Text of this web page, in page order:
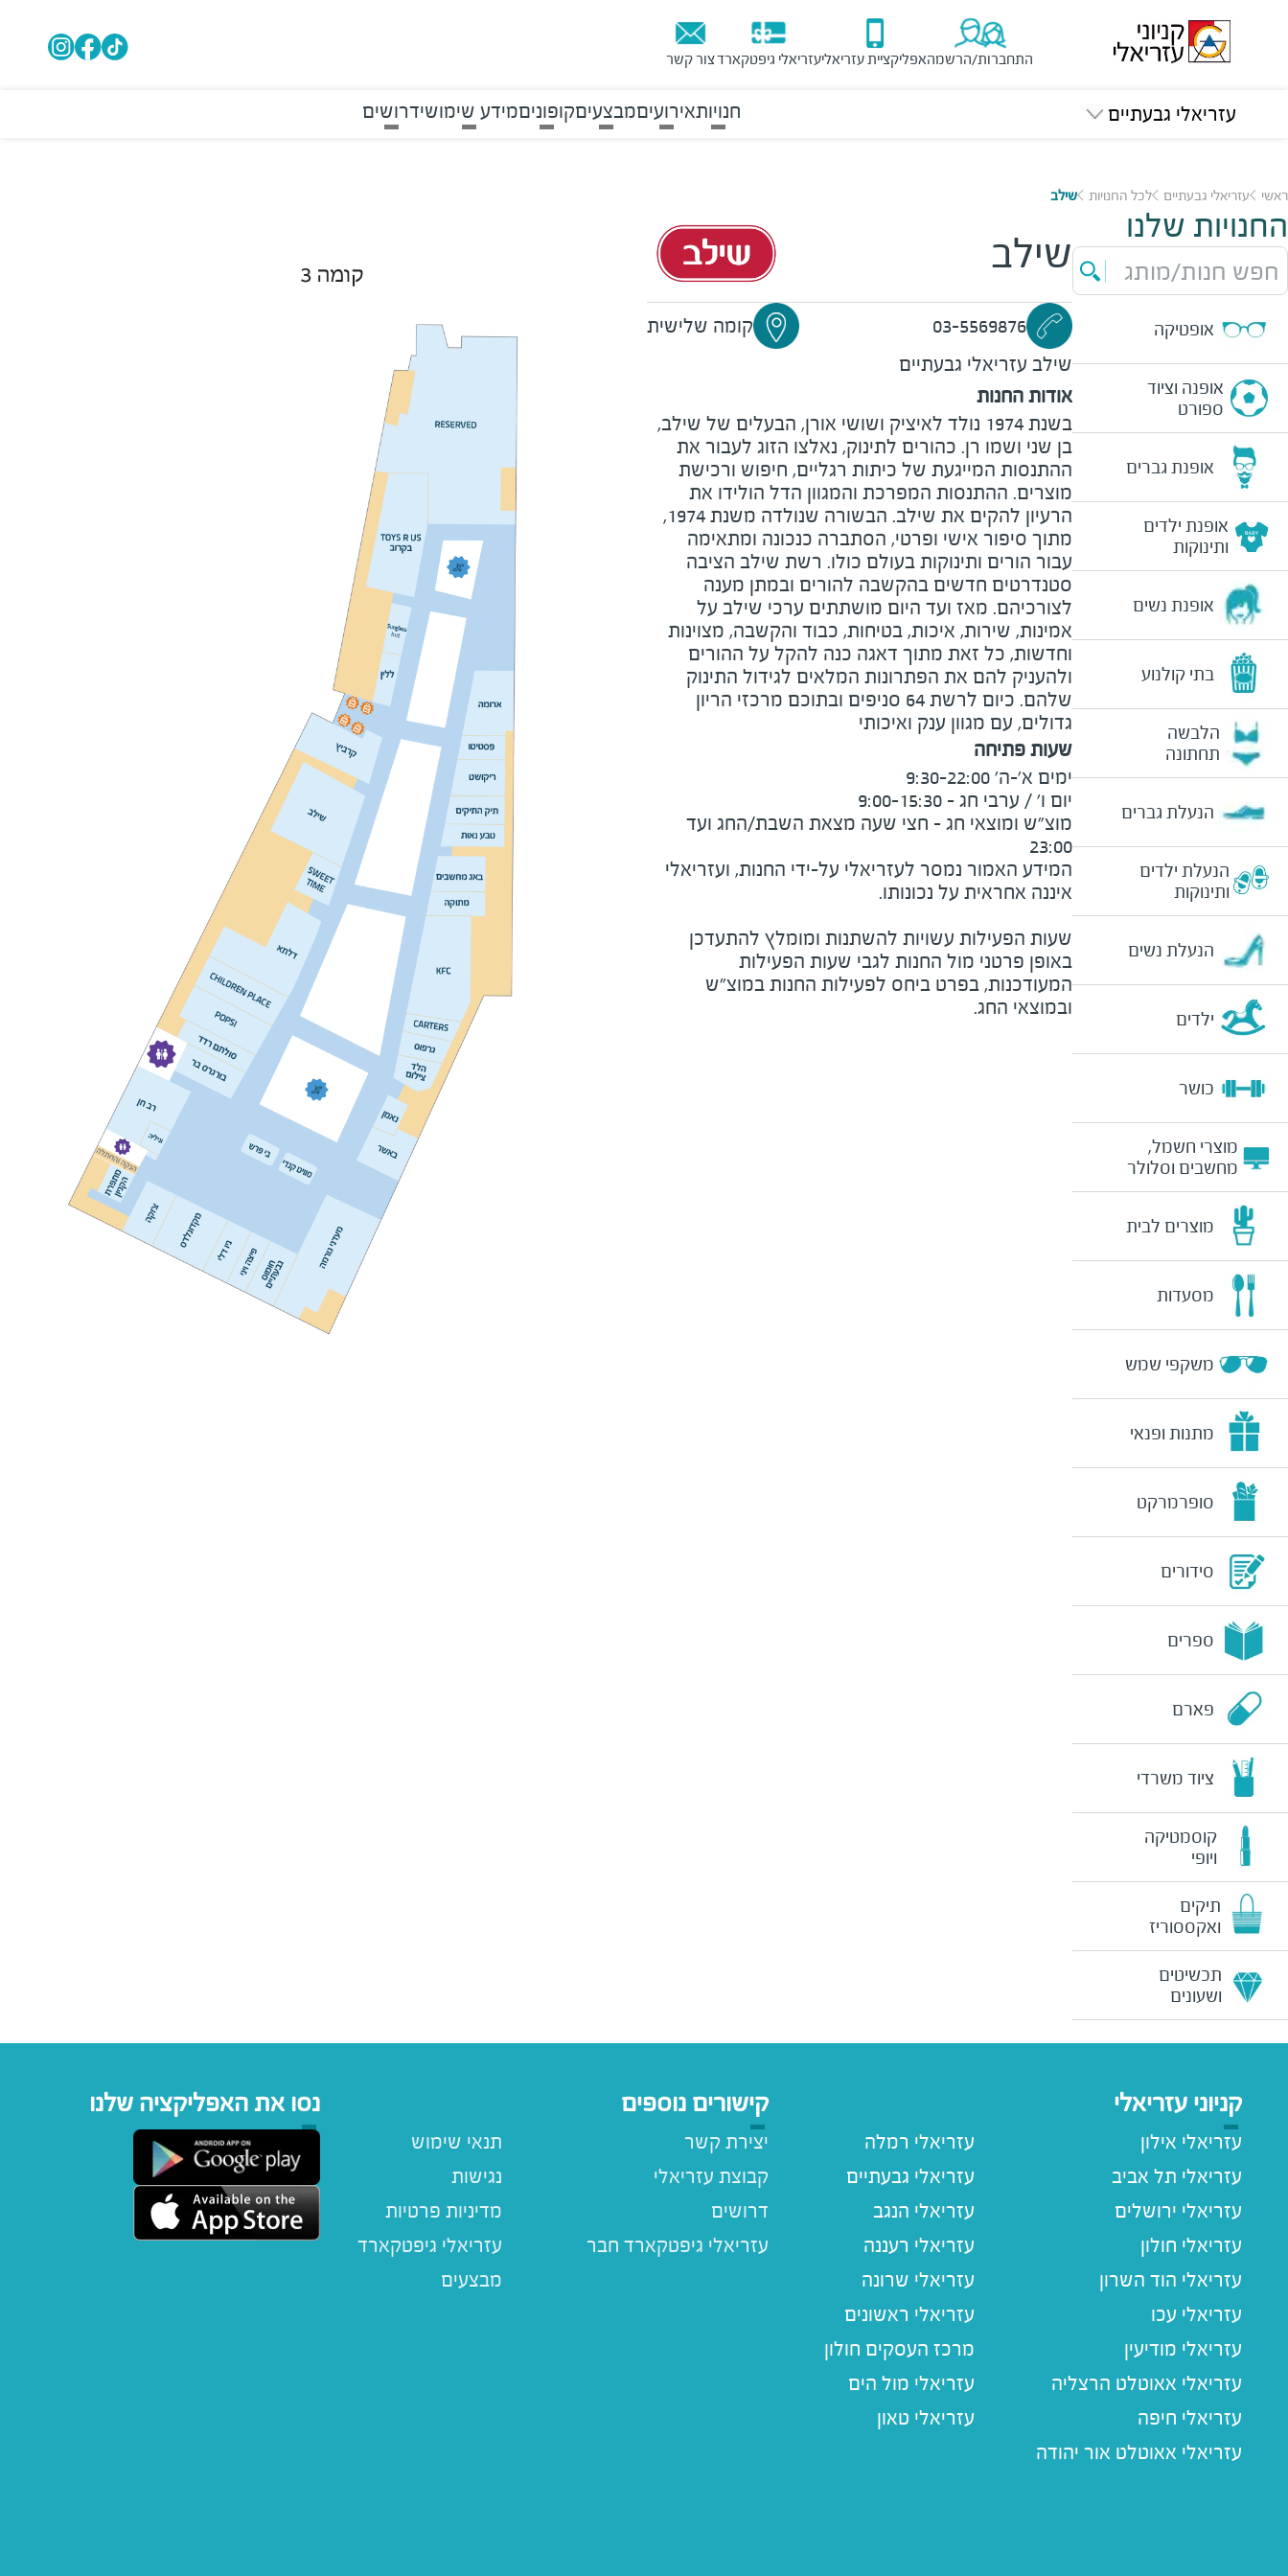
התחברות/הרשמהאפליקציית עזריאליעזריאלי גיפטקארדצור קשר
עזריאלי גבעתיים חנויותאירועיםמבצעיםקופוניםמידע שימושידרושים
ראשי עזריאלי גבעתיים לכל החנויות שילב
החנויות שלנו
חפש חנות/מותג
אופטיקה
אופנה וציוד
ספורט
אופנת גברים
אופנת ילדים
ותינוקות
אופנת נשים
בתי קולנוע
הלבשה
תחתונה
הנעלת גברים
הנעלת ילדים
ותינוקות
הנעלת נשים
ילדים
כושר
מוצרי חשמל,
מחשבים וסלולר
מוצרים לבית
מסעדות
משקפי שמש
מתנות ופנאי
סופרמרקט
סידורים
ספרים
פארם
ציוד משרדי
קוסמטיקה
ויופי
תיקים
ואקססוריז
תכשיטים
ושעונים
שילב
03-5569876
קומה שלישית
שילב עזריאלי גבעתיים
אודות החנות
בשנת 1974 נולד לאיציק ושושי אורן, הבעלים של שילב,
בן שני ושמו רן. כהורים לתינוק, נאלצו הזוג לעבור את
ההתנסות המייגעת של כיתות רגליים, חיפוש ורכישת
מוצרים. ההתנסות המפרכת והמגוון הדל הולידו את
הרעיון להקים את שילב. הבשורה שנולדה משנת 1974,
מתוך סיפור אישי ופרטי, הסתברה כנכונה ומתאימה
עבור הורים ותינוקות בעולם כולו. רשת שילב הציבה
סטנדרטים חדשים בהקשבה להורים ובמתן מענה
לצורכיהם. מאז ועד היום מושתתים ערכי שילב על
אמינות, שירות, איכות, בטיחות, כבוד והקשבה, מצוינות
וחדשות, כל זאת מתוך דאגה כנה להקל על ההורים
ולהעניק להם את הפתרונות המלאים לגידול התינוק
שלהם. כיום לרשת 64 סניפים ובתוכם מרכזי הריון
גדולים, עם מגוון ענק ואיכותי
שעות פתיחה
23:00
המידע האמור נמסר לעזריאלי על-ידי החנות, ועזריאלי
שעות הפעילות עשויות להשתנות ומומלץ להתעדכן
באופן פרטני מול החנות לגבי שעות הפעילות
המעודכנות, בפרט ביחס לפעילות החנות במוצ"ש
ובמוצאי החג.
קניוני עזריאלי
עזריאלי אילון
עזריאלי תל אביב
עזריאלי ירושלים
עזריאלי חולון
עזריאלי הוד השרון
עזריאלי עכו
עזריאלי מודיעין
עזריאלי אאוטלט הרצליה
עזריאלי חיפה
עזריאלי אאוטלט אור יהודה
עזריאלי רמלה
עזריאלי גבעתיים
עזריאלי הנגב
עזריאלי רעננה
עזריאלי שרונה
עזריאלי ראשונים
מרכז העסקים חולון
עזריאלי מול הים
עזריאלי טאון
קישורים נוספים
תנאי שימוש
נגישות
מדיניות פרטיות
עזריאלי גיפטקארד
מבצעים
יצירת קשר
קבוצת עזריאלי
דרושים
נסו את האפליקציה שלנו